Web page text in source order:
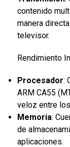
contenido
manera
televisor.
Rendimiento
Procesador:
ARM CA55
veloz entre
Memoria:
de
aplicaciones.